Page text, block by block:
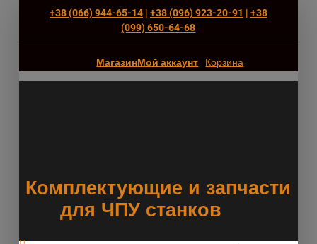
+38 (066) 944-65-14| +38 (096) 923-20-91 | +38
(‎099) 650-64-68
МагазинМой аккаунт Корзина
Комплектующие и запчасти
для ЧПУ станков